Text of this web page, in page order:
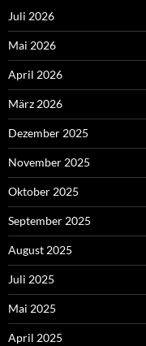
Juli 2026
Mai 2026
April 2026
März 2026
Dezember 2025
November 2025
Oktober 2025
September 2025
August 2025
Juli 2025
Mai 2025
April 2025